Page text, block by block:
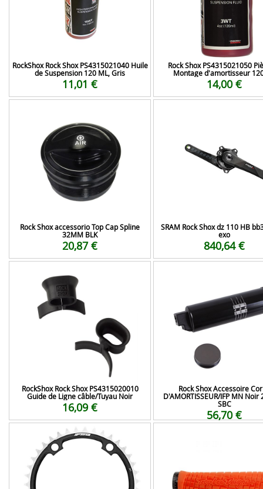
RockShox Rock Shox PS4315021040 Huile
de Suspension 120 ML, Gris
11,01 €
Rock Shox PS4315021050
Montage d'amortisseur
14,00 €
Rock Shox accessorio Top Cap Spline
32MM BLK
20,87 €
SRAM Rock Shox dz 110 HB
exo
840,64 €
RockShox Rock Shox PS4315020010
Guide de Ligne câble/Tuyau Noir
16,09 €
Rock Shox Accessoire
D'AMORTISSEUR/IFP MN Noir
SBC
56,70 €